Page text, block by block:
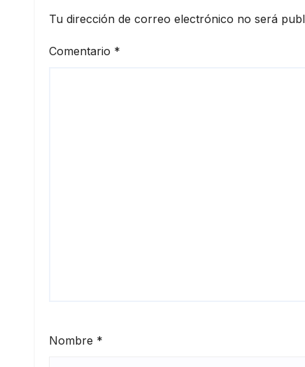
Tu dirección de correo electrónico no será
Comentario *
Nombre *